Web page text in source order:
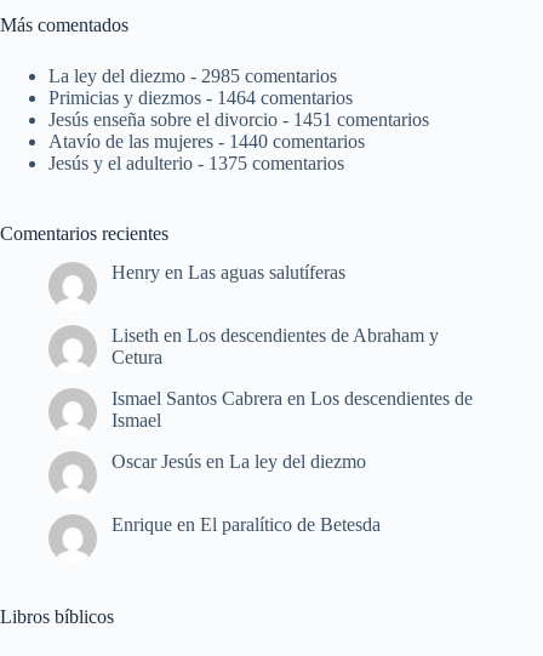
Más comentados
La ley del diezmo - 2985 comentarios
Primicias y diezmos - 1464 comentarios
Jesús enseña sobre el divorcio - 1451 comentarios
Atavío de las mujeres - 1440 comentarios
Jesús y el adulterio - 1375 comentarios
Comentarios recientes
Henry en Las aguas salutíferas
Liseth en Los descendientes de Abraham y
Cetura
Ismael Santos Cabrera en Los descendientes de
Ismael
Oscar Jesús en La ley del diezmo
Enrique en El paralítico de Betesda
Libros bíblicos